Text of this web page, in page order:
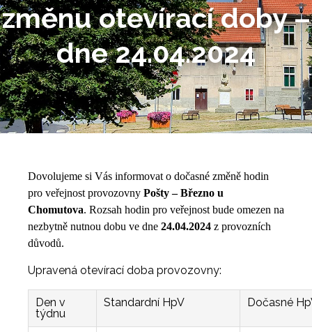
změnu otevírací doby –
dne 24.04.2024
Dovolujeme si Vás informovat o dočasné změně hodin
pro veřejnost provozovny Pošty –Březno u
Chomutova. Rozsah hodin pro veřejnost bude omezen na
nezbytně nutnou dobu ve dne 24.04.2024 z provozních
důvodů.
Upravená otevírací doba provozovny:
Den v
týdnu
Standardní HpV Dočasné